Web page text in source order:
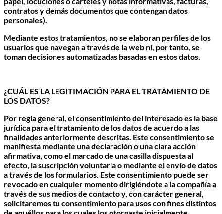
contratos y demás documentos que contengan datos
personales).
Mediante estos tratamientos, no se elaboran perfiles de los
usuarios que navegan a través de la web ni, por tanto, se
toman decisiones automatizadas basadas en estos datos.
¿CUÁL ES LA LEGITIMACIÓN PARA EL TRATAMIENTO DE
LOS DATOS?
Por regla general, el consentimiento del interesado es la base
jurídica para el tratamiento de los datos de acuerdo a las
finalidades anteriormente descritas. Este consentimiento se
manifiesta mediante una declaración o una clara acción
afirmativa, como el marcado de una casilla dispuesta al
efecto, la suscripción voluntaria o mediante el envío de datos
a través de los formularios. Este consentimiento puede ser
revocado en cualquier momento dirigiéndote a la compañía a
través de sus medios de contacto y, con carácter general,
solicitaremos tu consentimiento para usos con fines distintos